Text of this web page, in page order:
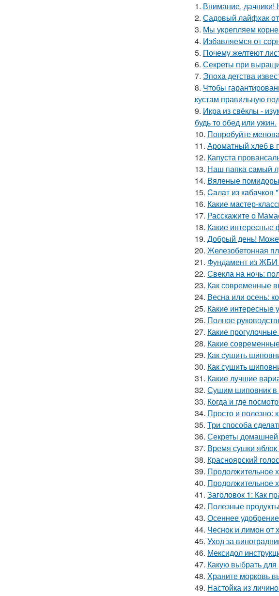
1. Внимание, дачники!
2. Садовый лайфхак от
3. Мы укрепляем
4. Избавляемся от
5. Почему желтеют
6. Секреты при
7. Эпоха детства
8. Чтобы
кустам правильную
9. Икра из свёклы -
будь то обед или ужин.
10. Попробуйте
11. Ароматный хлеб в
12. Капуста
13. Наш папка самый
14. Вяленые помидоры
15. Caлaт из
16. Какие мастер-
17. Расскажите о
18. Какие интересные
19. Добрый день!
20. Железобетонная
21. Фундамент из ЖБИ
22. Свекла на ночь:
23. Как современные
24. Весна или осень:
25. Какие интересные
26. Полное
27. Какие
28. Какие
29. Как сушить
30. Как сушить
31. Какие лучшие
32. Сушим шиповник в
33. Когда и где
34. Просто и полезно:
35. Три способа
36. Секреты домашней
37. Время сушки яблок
38. Красноярский
39. Продолжительное
40. Продолжительное
41. Заголовок 1: Как
42. Полезные
43. Осеннее
44. Чеснок и лимон от
45. Уход за
46. Мексидол
47. Какую выбрать
48. Храните морковь
49. Настойка из